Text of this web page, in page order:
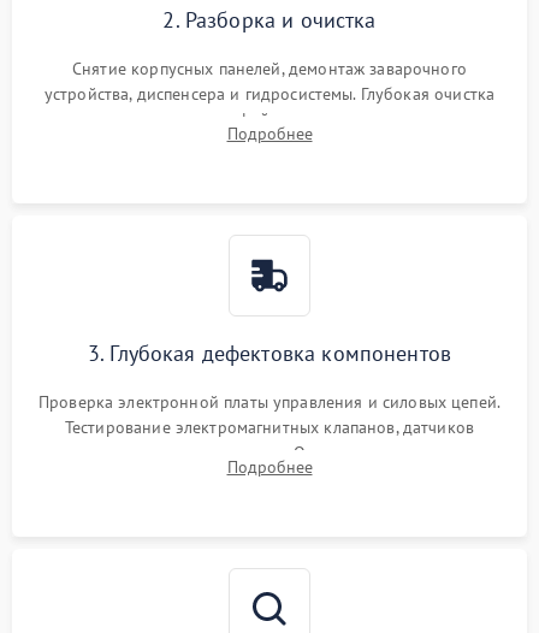
2. Разборка и очистка
Снятие корпусных панелей, демонтаж заварочного
устройства, диспенсера и гидросистемы. Глубокая очистка
внутренних узлов от кофейных масел, жмыха и накипи.
Промывка дренажных каналов и фильтров с использованием
Подробнее
3. Глубокая дефектовка компонентов
Проверка электронной платы управления и силовых цепей.
Тестирование электромагнитных клапанов, датчиков
температуры и расходомера. Оценка степени износа
жерновов кофемолки, уплотнительных колец гидросистемы
Подробнее